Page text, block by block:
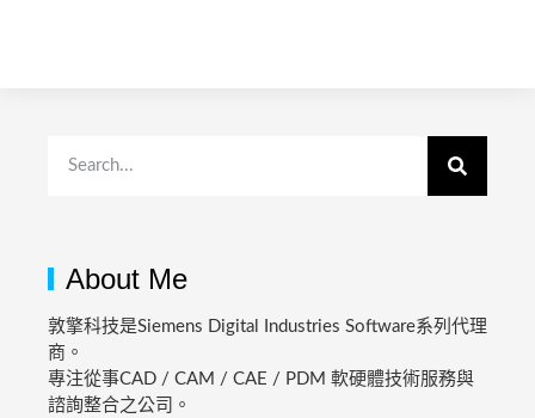
About Me
敦擎科技是Siemens Digital Industries Software系列代理
商。
專注從事CAD / CAM / CAE / PDM 軟硬體技術服務與
諮詢整合之公司。